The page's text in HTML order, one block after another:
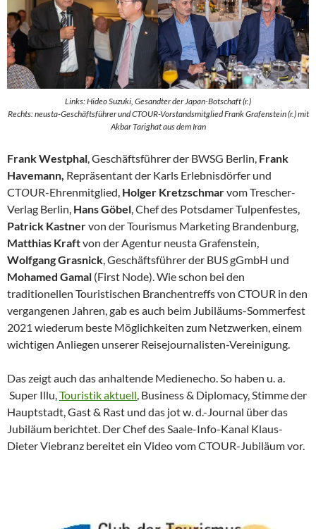
Links: Hideo Suzuki, Gesandter der Japan-Botschaft (r.)
Rechts: neusta-Geschäftsführer und CTOUR-Vorstandsmitglied Frank Grafenstein (r.) mit
Akbar Tarighat aus dem Iran
Frank Westphal, Geschäftsführer der BWSG Berlin, Frank
Havemann, Repräsentant der Karls Erlebnisdörfer und
CTOUR-Ehrenmitglied, Holger Kretzschmarvom Trescher-
Verlag Berlin, Hans Göbel, Chef des Potsdamer Tulpenfestes,
Patrick Kastnervon der Tourismus Marketing Brandenburg,
Matthias Kraftvon der Agentur neusta Grafenstein,
Wolfgang Grasnick, Geschäftsführer der BUS gGmbH und
Mohamed Gamal (First Node). Wie schon bei den
traditionellen Touristischen Branchentreffs von CTOUR in den
vergangenen Jahren, gab es auch beim Jubiläums-Sommerfest
2021 wiederum beste Möglichkeiten zum Netzwerken, einem
wichtigen Anliegen unserer Reisejournalisten-Vereinigung.
Das zeigt auch das anhaltende Medienecho. So haben u. a.
Super Illu,Touristik aktuell, Business & Diplomacy, Stimme der
Hauptstadt, Gast & Rast und das jot w. d.-Journal über das
Jubiläum berichtet. Der Chef des Saale-Info-Kanal Klaus-
Dieter Viebranz bereitet ein Video vom CTOUR-Jubiläum vor.